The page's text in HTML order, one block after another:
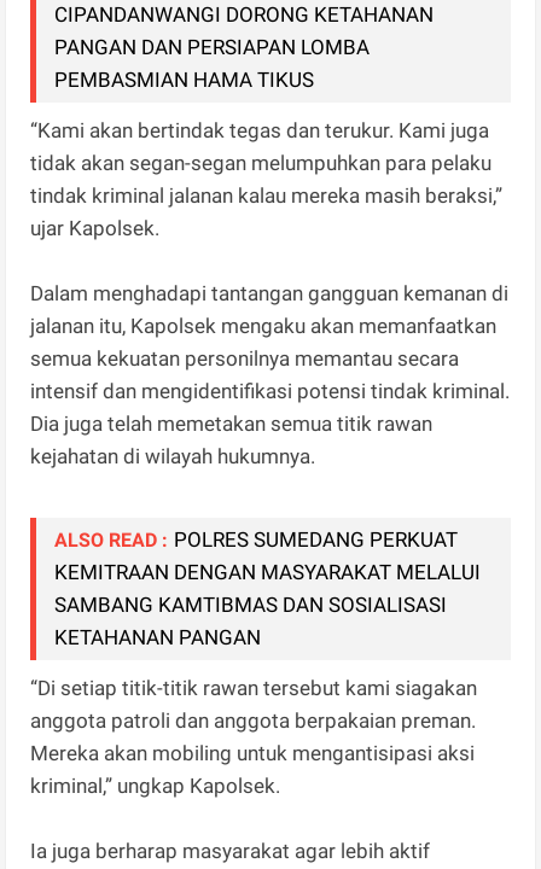
CIPANDANWANGI DORONG KETAHANAN
PANGAN DAN PERSIAPAN LOMBA
PEMBASMIAN HAMA TIKUS
“Kami akan bertindak tegas dan terukur. Kami juga
tidak akan segan-segan melumpuhkan para pelaku
tindak kriminal jalanan kalau mereka masih beraksi,”
ujar Kapolsek.
Dalam menghadapi tantangan gangguan kemanan di
jalanan itu, Kapolsek mengaku akan memanfaatkan
semua kekuatan personilnya memantau secara
intensif dan mengidentifikasi potensi tindak kriminal.
Dia juga telah memetakan semua titik rawan
kejahatan di wilayah hukumnya.
ALSO READ : POLRES SUMEDANG PERKUAT
KEMITRAAN DENGAN MASYARAKAT MELALUI
SAMBANG KAMTIBMAS DAN SOSIALISASI
KETAHANAN PANGAN
“Di setiap titik-titik rawan tersebut kami siagakan
anggota patroli dan anggota berpakaian preman.
Mereka akan mobiling untuk mengantisipasi aksi
kriminal,” ungkap Kapolsek.
Ia juga berharap masyarakat agar lebih aktif